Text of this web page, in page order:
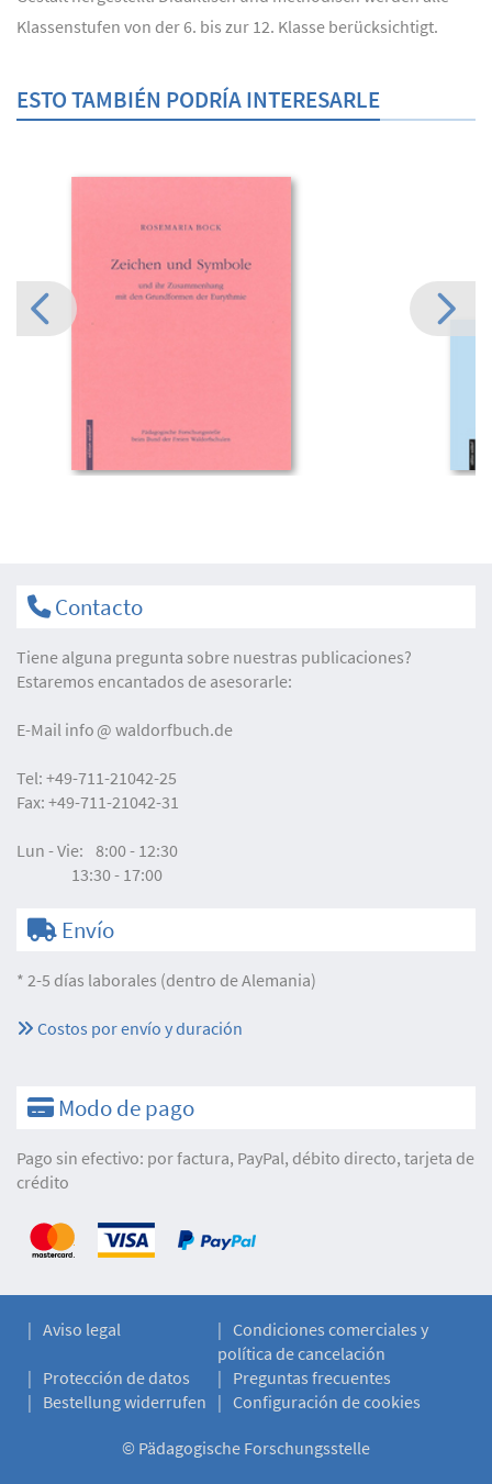
Klassenstufen von der 6. bis zur 12. Klasse berücksichtigt.
ESTO TAMBIÉN PODRÍA INTERESARLE
Contacto
Tiene alguna pregunta sobre nuestras publicaciones?
Estaremos encantados de asesorarle:
E-Mail info waldorfbuch.de
Tel: +49-711-21042-25
Fax: +49-711-21042-31
Lun - Vie: 8:00 - 12:30
13:30 - 17:00
Envío
* 2-5 días laborales (dentro de Alemania)
Costos por envío y duración
Modo de pago
Pago sin efectivo: por factura, PayPal, débito directo, tarjeta de
crédito
Aviso legal
Condiciones comerciales y
política de cancelación
Protección de datos
Preguntas frecuentes
Bestellung widerrufen
Configuración de cookies
© Pädagogische Forschungsstelle